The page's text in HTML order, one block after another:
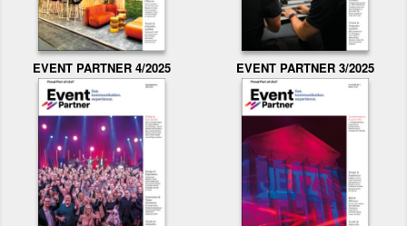
EVENT PARTNER 4/2025 EVENT PARTNER 3/2025